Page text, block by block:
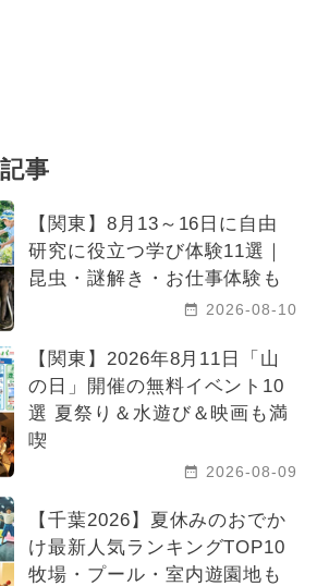
事
【関東】8月13～16日に自由
研究に役立つ学び体験11選｜
昆虫・謎解き・お仕事体験も
2026-08-10
【関東】2026年8月11日「山
の日」開催の無料イベント10
選 夏祭り＆水遊び＆映画も満
喫
2026-08-09
【千葉2026】夏休みのおでか
け最新人気ランキングTOP10
牧場・プール・室内遊園地も